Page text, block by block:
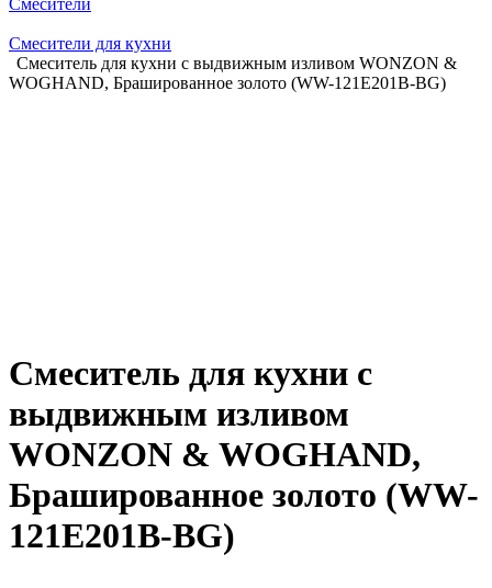
Смесители
Смесители для кухни
Смеситель для кухни с выдвижным изливом WONZON &
WOGHAND, Брашированное золото (WW-121E201B-BG)
Смеситель для кухни с
выдвижным изливом
WONZON & WOGHAND,
Брашированное золото (WW-
121E201B-BG)